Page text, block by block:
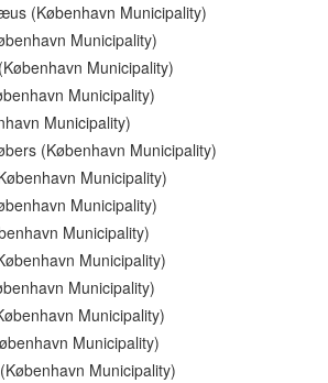
(København Municipality)
Municipality)
Municipality)
Municipality)
Municipality)
(København Municipality)
Municipality)
Municipality)
Municipality)
Municipality)
Municipality)
Municipality)
Municipality)
Municipality)